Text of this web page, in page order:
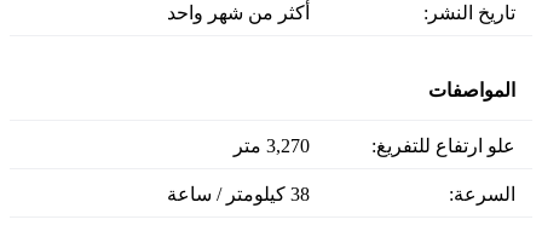
تاريخ النشر: أكثر من شهر واحد
المواصفات
علو ارتفاع للتفريغ: 3,270 متر
السرعة: 38 كيلومتر / ساعة